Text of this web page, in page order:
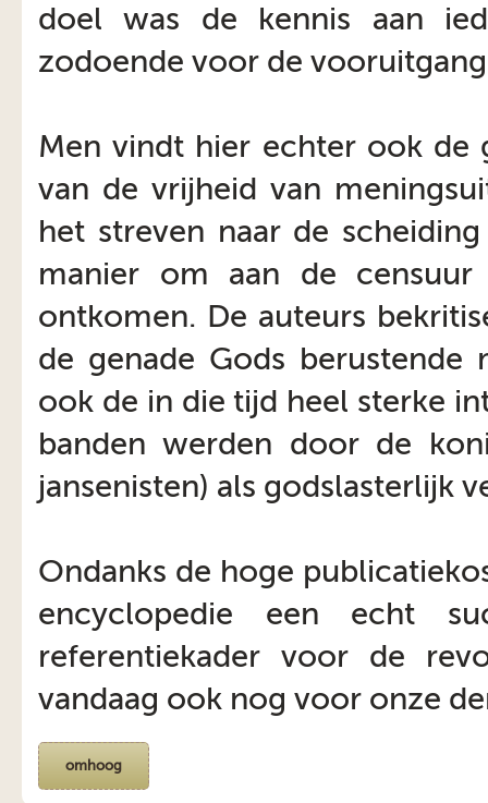
doel was de kennis aan
zodoende voor de
Men vindt hier echter ook de
van de vrijheid van
het streven naar de
manier om aan de
ontkomen. De auteurs
de genade Gods berustende
ook de in die tijd heel sterke
banden werden door de
jansenisten) als godslasterlijk
Ondanks de hoge
encyclopedie een echt
referentiekader voor de
vandaag ook nog voor onze
omhoog